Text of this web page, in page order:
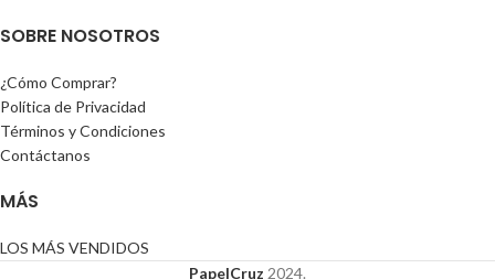
SOBRE NOSOTROS
¿Cómo Comprar?
Política de Privacidad
Términos y Condiciones
Contáctanos
MÁS
LOS MÁS VENDIDOS
PapelCruz 2024.